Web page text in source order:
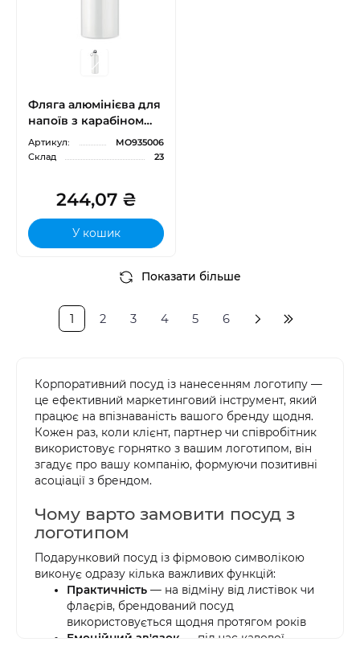
Фляга алюмінієва для
напоїв з карабіном
BIG MOSS 750 мл під
сублімаційний друк
Артикул:
MO935006
Склад
23
244,07 ₴
У кошик
Показати більше
1 2 3 4 5 6
Корпоративний посуд із нанесенням логотипу —
це ефективний маркетинговий інструмент, який
працює на впізнаваність вашого бренду щодня.
Кожен раз, коли клієнт, партнер чи співробітник
використовує горнятко з вашим логотипом, він
згадує про вашу компанію, формуючи позитивні
асоціації з брендом.
Чому варто замовити посуд з
логотипом
Подарунковий посуд із фірмовою символікою
виконує одразу кілька важливих функцій:
Практичність — на відміну від листівок чи
флаєрів, брендований посуд
використовується щодня протягом років
Емоційний зв'язок — під час кавової